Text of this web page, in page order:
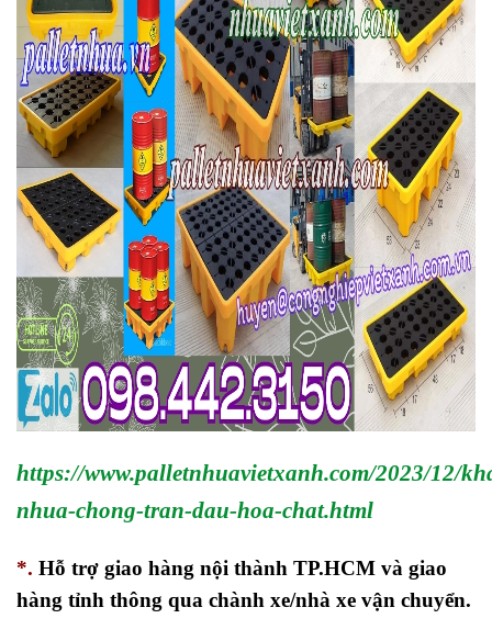
https://www.palletnhuavietxanh.com/2023/12/
nhua-chong-tran-dau-hoa-chat.html
*. Hỗ trợ giao hàng nội thành TP.HCM và giao
hàng tỉnh thông qua chành xe/nhà xe vận chuyển.